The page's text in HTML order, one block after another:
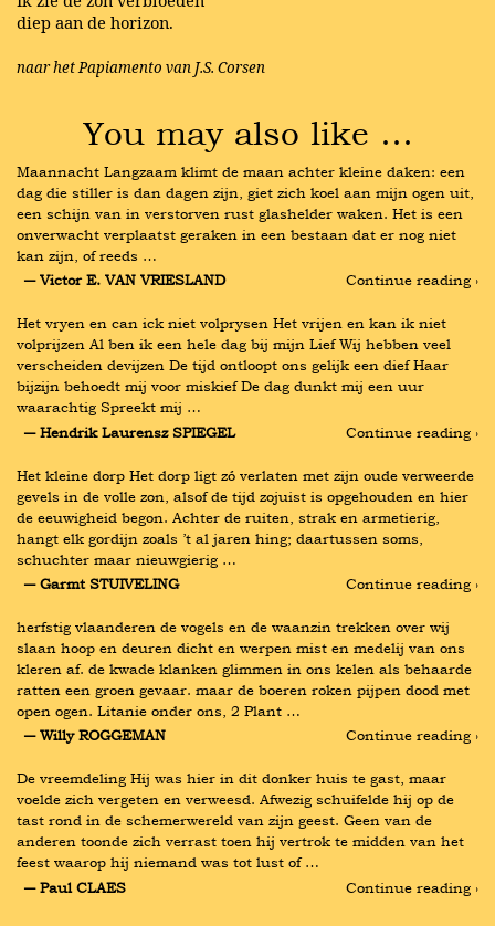
diep aan de horizon.
naar het Papiamento van J.S. Corsen
You may also like …
Maannacht Langzaam klimt de maan achter kleine daken: een
dag die stiller is dan dagen zijn, giet zich koel aan mijn ogen uit,
een schijn van in verstorven rust glashelder waken. Het is een
onverwacht verplaatst geraken in een bestaan dat er nog niet
kan zijn, of reeds …
― Victor E. VAN VRIESLAND
Continue reading ›
Het vryen en can ick niet volprysen Het vrijen en kan ik niet
volprijzen Al ben ik een hele dag bij mijn Lief Wij hebben veel
verscheiden devijzen De tijd ontloopt ons gelijk een dief Haar
bijzijn behoedt mij voor miskief De dag dunkt mij een uur
waarachtig Spreekt mij …
― Hendrik Laurensz SPIEGEL
Continue reading ›
Het kleine dorp Het dorp ligt zó verlaten met zijn oude verweerde
gevels in de volle zon, alsof de tijd zojuist is opgehouden en hier
de eeuwigheid begon. Achter de ruiten, strak en armetierig,
hangt elk gordijn zoals ’t al jaren hing; daartussen soms,
schuchter maar nieuwgierig …
― Garmt STUIVELING
Continue reading ›
herfstig vlaanderen de vogels en de waanzin trekken over wij
slaan hoop en deuren dicht en werpen mist en medelij van ons
kleren af. de kwade klanken glimmen in ons kelen als behaarde
ratten een groen gevaar. maar de boeren roken pijpen dood met
open ogen. Litanie onder ons, 2 Plant …
― Willy ROGGEMAN
Continue reading ›
De vreemdeling Hij was hier in dit donker huis te gast, maar
voelde zich vergeten en verweesd. Afwezig schuifelde hij op de
tast rond in de schemerwereld van zijn geest. Geen van de
anderen toonde zich verrast toen hij vertrok te midden van het
feest waarop hij niemand was tot lust of …
― Paul CLAES
Continue reading ›